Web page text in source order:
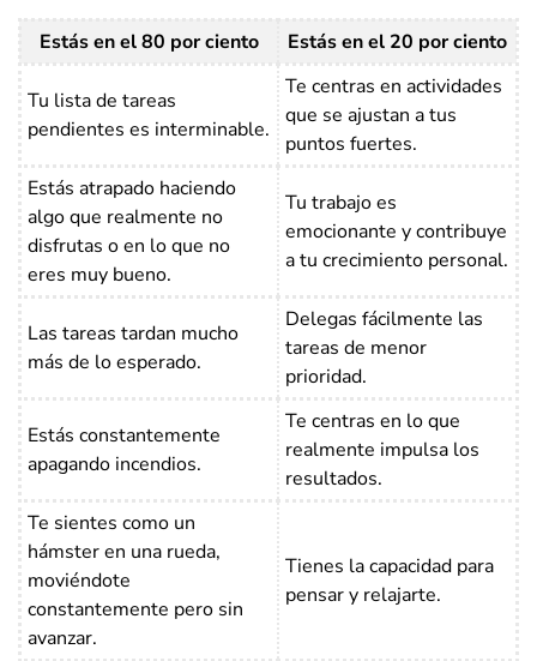
Estás en el 80 por ciento Estás en el 20 por ciento
Tu lista de tareas
pendientes es interminable.
Te centras en actividades
que se ajustan a tus
puntos fuertes.
Estás atrapado haciendo
algo que realmente no
disfrutas o en lo que no
eres muy bueno.
Tu trabajo es
emocionante y contribuye
a tu crecimiento personal.
Las tareas tardan mucho
más de lo esperado.
Delegas fácilmente las
tareas de menor
prioridad.
Estás constantemente
apagando incendios.
Te centras en lo que
realmente impulsa los
resultados.
Te sientes como un
hámster en una rueda,
moviéndote
constantemente pero sin
avanzar.
Tienes la capacidad para
pensar y relajarte.